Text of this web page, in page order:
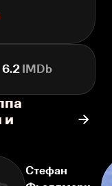
6.2IMDb
и
Стефан